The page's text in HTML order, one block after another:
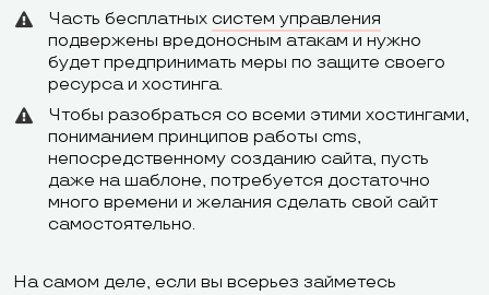
Часть бесплатных систем управления
подвержены вредоносным атакам и нужно
будет предпринимать меры по защите своего
ресурса и хостинга.
Чтобы разобраться со всеми этими хостингами,
пониманием принципов работы cms,
непосредственному созданию сайта, пусть
даже на шаблоне, потребуется достаточно
много времени и желания сделать свой сайт
самостоятельно.
На самом деле, если вы всерьез займетесь